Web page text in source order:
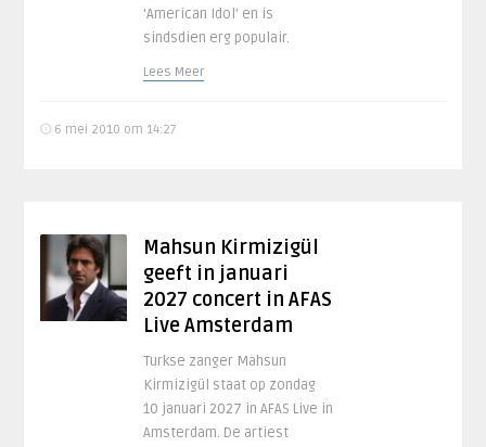
‘American Idol’ en is
sindsdien erg populair.
Lees Meer
6 mei 2010 om 14:27
Mahsun Kirmizigül
geeft in januari
2027 concert in AFAS
Live Amsterdam
Turkse zanger Mahsun
Kirmizigül staat op zondag
10 januari 2027 in AFAS Live in
Amsterdam. De artiest